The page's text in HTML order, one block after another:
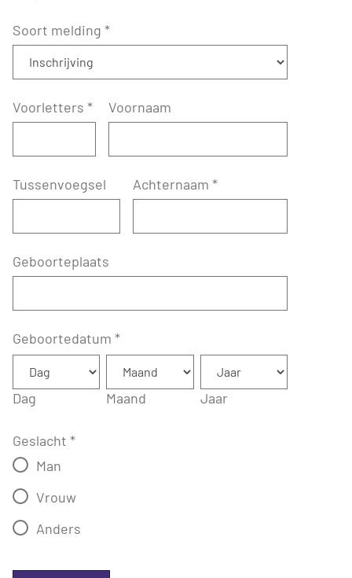
Soort melding *
Voorletters * Voornaam
Tussenvoegsel Achternaam *
Geboorteplaats
Geboortedatum *
Dag Maand Jaar
Geslacht *
Man
Vrouw
Anders